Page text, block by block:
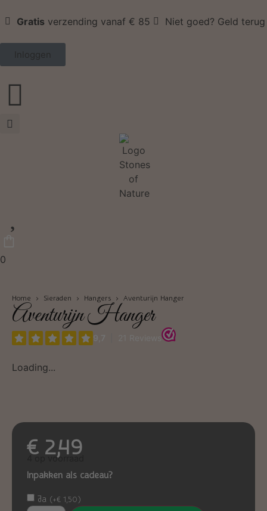
Gratis verzending vanaf € 85 Niet goed? Geld terug
Inloggen
0
Home › Sieraden › Hangers › Aventurijn Hanger
Aventurijn Hanger
Loading...
€2,49
4 op voorraad
Inpakken als cadeau?
Ja (+€ 1,50)